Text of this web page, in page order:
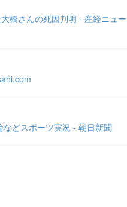
橋さんの死因判明 - 産経ニュー
どスポーツ実況 - 朝日新聞